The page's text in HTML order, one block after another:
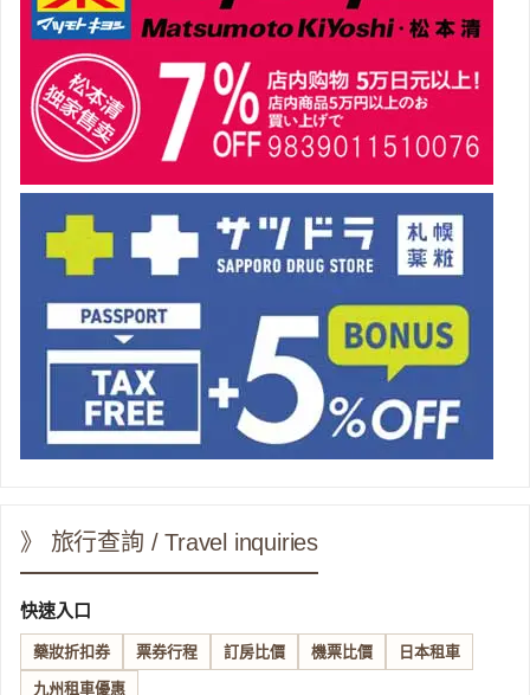
》 旅行查詢 / Travel inquiries
快速入口
藥妝折扣券 票券行程 訂房比價 機票比價 日本租車
九州租車優惠